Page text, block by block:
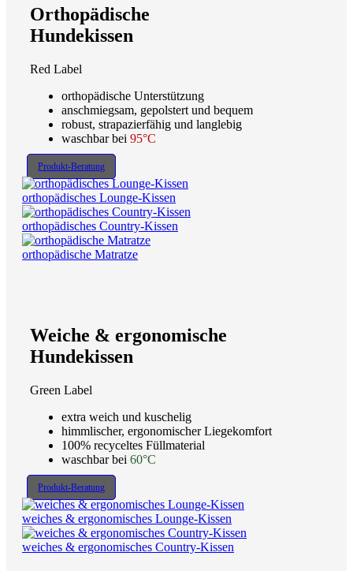
Orthopädische
Hundekissen
Red Label
orthopädische Unterstützung
anschmiegsam, gepolstert und bequem
robust, strapazierfähig und langlebig
waschbar bei 95°C
Produkt-Beratung
orthopädisches Lounge-Kissen
orthopädisches Country-Kissen
orthopädische Matratze
Weiche & ergonomische
Hundekissen
Green Label
extra weich und kuschelig
himmlischer, ergonomischer Liegekomfort
100% recyceltes Füllmaterial
waschbar bei 60°C
Produkt-Beratung
weiches & ergonomisches Lounge-Kissen
weiches & ergonomisches Country-Kissen